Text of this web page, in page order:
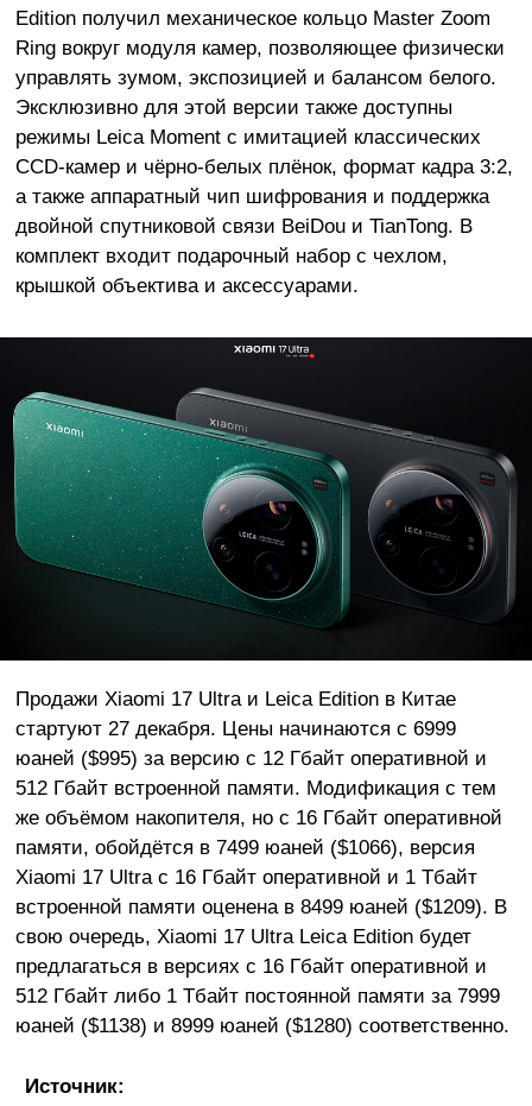
Edition получил механическое кольцо Master Zoom
Ring вокруг модуля камер, позволяющее физически
управлять зумом, экспозицией и балансом белого.
Эксклюзивно для этой версии также доступны
режимы Leica Moment с имитацией классических
CCD-камер и чёрно-белых плёнок, формат кадра 3:2,
а также аппаратный чип шифрования и поддержка
двойной спутниковой связи BeiDou и TianTong. В
комплект входит подарочный набор с чехлом,
крышкой объектива и аксессуарами.
Продажи Xiaomi 17 Ultra и Leica Edition в Китае
стартуют 27 декабря. Цены начинаются с 6999
юаней ($995) за версию с 12 Гбайт оперативной и
512 Гбайт встроенной памяти. Модификация с тем
же объёмом накопителя, но с 16 Гбайт оперативной
памяти, обойдётся в 7499 юаней ($1066), версия
Xiaomi 17 Ultra с 16 Гбайт оперативной и 1 Тбайт
встроенной памяти оценена в 8499 юаней ($1209). В
свою очередь, Xiaomi 17 Ultra Leica Edition будет
предлагаться в версиях с 16 Гбайт оперативной и
512 Гбайт либо 1 Тбайт постоянной памяти за 7999
юаней ($1138) и 8999 юаней ($1280) соответственно.
Источник: